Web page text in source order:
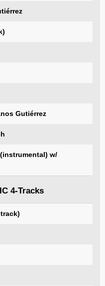
Gutiérrez
w/
4-Tracks